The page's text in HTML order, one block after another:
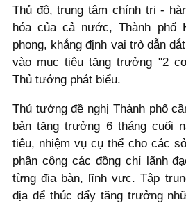
Thủ đô, trung tâm chính trị -
hóa của cả nước, Thành phố
phong, khẳng định vai trò dẫn
vào mục tiêu tăng trưởng "2
Thủ tướng phát biểu.
Thủ tướng đề nghị Thành phố
bản tăng trưởng 6 tháng cuối
tiêu, nhiệm vụ cụ thể cho các
phân công các đồng chí lãnh
từng địa bàn, lĩnh vực. Tập
địa để thúc đẩy tăng trưởng